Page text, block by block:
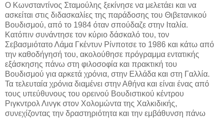
Ο Κωνσταντίνος Σταμούλης ξεκίνησε να μελετάει και να
ασκείται στις διδασκαλίες της παράδοσης του Θιβετανικού
Βουδισμού, από το 1984 όταν σπούδαζε στην Ιταλία.
Κατόπιν συνάντησε τον κύριο δάσκαλό του, τον
Σεβασμιότατο Λάμα Γκέντυν Ρίνποτσε το 1986 και κάτω από
την καθοδήγησή του, ακολούθησε πρόγραμμα εντατικής
εξάσκησης πάνω στη φιλοσοφία και πρακτική του
Βουδισμού για αρκετά χρόνια, στην Ελλάδα και στη Γαλλία.
Τα τελευταία χρόνια διαμένει στην Αθήνα και είναι ένας από
τους υπεύθυνους του ορεινού Βουδιστικού κέντρου
Ριγκντρολ Λινγκ στον Χολομώντα της Χαλκιδικής,
συνεχίζοντας την δραστηριότητα και την εμβάθυνση πάνω